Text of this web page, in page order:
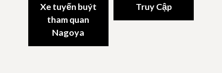
Xe tuyến buýt
tham quan
Nagoya
Truy Cập